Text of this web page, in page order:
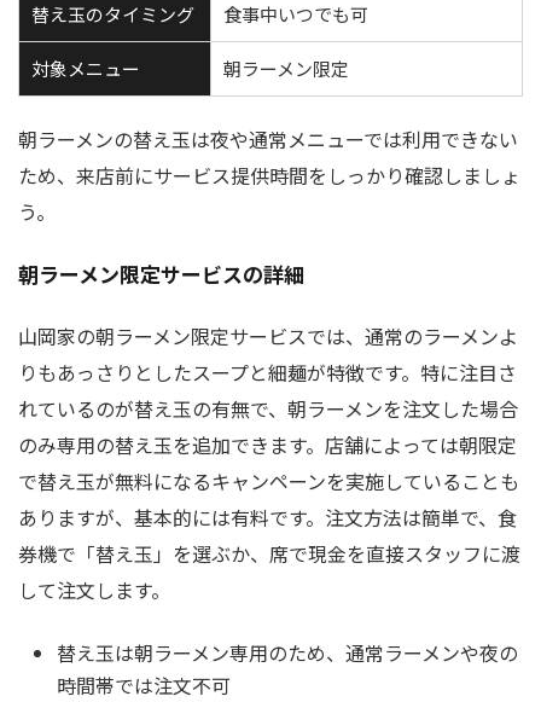
替え玉のタイミング 食事中いつでも可
対象メニュー 朝ラーメン限定
朝ラーメンの替え玉は夜や通常メニューでは利用できない
ため、来店前にサービス提供時間をしっかり確認しましょ
う。
朝ラーメン限定サービスの詳細
山岡家の朝ラーメン限定サービスでは、通常のラーメンよ
りもあっさりとしたスープと細麺が特徴です。特に注目さ
れているのが替え玉の有無で、朝ラーメンを注文した場合
のみ専用の替え玉を追加できます。店舗によっては朝限定
で替え玉が無料になるキャンペーンを実施していることも
ありますが、基本的には有料です。注文方法は簡単で、食
券機で「替え玉」を選ぶか、席で現金を直接スタッフに渡
して注文します。
替え玉は朝ラーメン専用のため、通常ラーメンや夜の
時間帯では注文不可